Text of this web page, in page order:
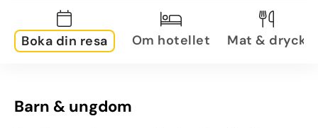
Boka din resa Om hotellet Mat & dryck
Barn & ungdom